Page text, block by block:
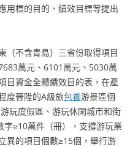
用標的目的、績效目標等提出
（不含青島）三省份取得項目
萬元、6101萬元、5030萬
目資金全體績效目的表，在產
度晉陞的A級旅包養游景區個
玩度假區、游玩休閑城市和街
≥10萬件（冊），支撐游玩業
異的項目個數≥15個，舉行游